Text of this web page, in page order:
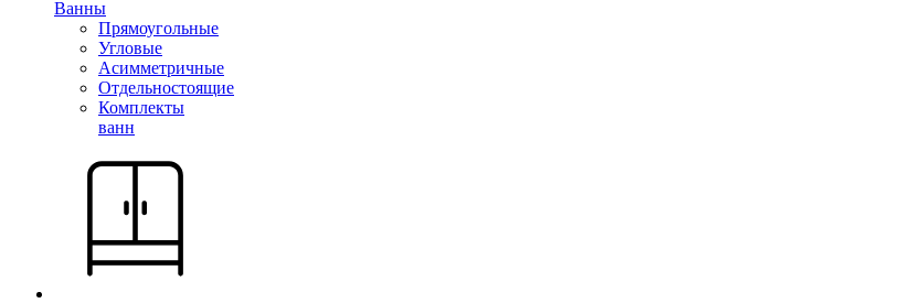
Ванны
Прямоугольные
Угловые
Асимметричные
Отдельностоящие
Комплекты
ванн